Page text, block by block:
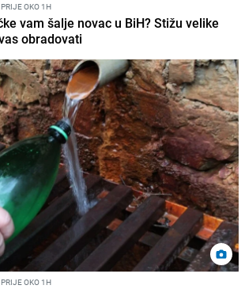
PRIJE OKO 1H
vam šalje novac u BiH? Stižu velike
obradovati
PRIJE OKO 1H